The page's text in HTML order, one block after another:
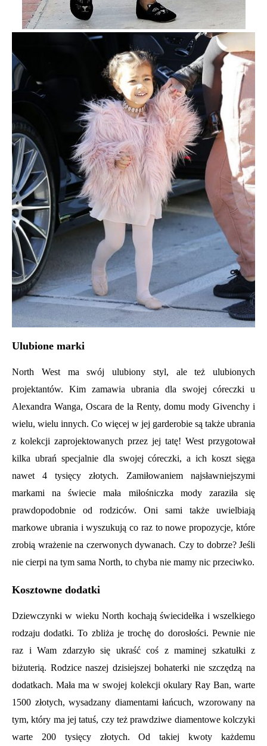
Ulubione marki
North West ma swój ulubiony styl, ale też ulubionych
projektantów. Kim zamawia ubrania dla swojej córeczki u
Alexandra Wanga, Oscara de la Renty, domu mody Givenchy i
wielu, wielu innych. Co więcej w jej garderobie są także ubrania
z kolekcji zaprojektowanych przez jej tatę! West przygotował
kilka ubrań specjalnie dla swojej córeczki, a ich koszt sięga
nawet 4 tysięcy złotych. Zamiłowaniem najsławniejszymi
markami na świecie mała miłośniczka mody zaraziła się
prawdopodobnie od rodziców. Oni sami także uwielbiają
markowe ubrania i wyszukują co raz to nowe propozycje, które
zrobią wrażenie na czerwonych dywanach. Czy to dobrze? Jeśli
nie cierpi na tym sama North, to chyba nie mamy nic przeciwko.
Kosztowne dodatki
Dziewczynki w wieku North kochają świecidełka i wszelkiego
rodzaju dodatki. To zbliża je trochę do dorosłości. Pewnie nie
raz i Wam zdarzyło się ukraść coś z maminej szkatułki z
biżuterią. Rodzice naszej dzisiejszej bohaterki nie szczędzą na
dodatkach. Mała ma w swojej kolekcji okulary Ray Ban, warte
1500 złotych, wysadzany diamentami łańcuch, wzorowany na
tym, który ma jej tatuś, czy też prawdziwe diamentowe kolczyki
warte 200 tysięcy złotych. Od takiej kwoty każdemu